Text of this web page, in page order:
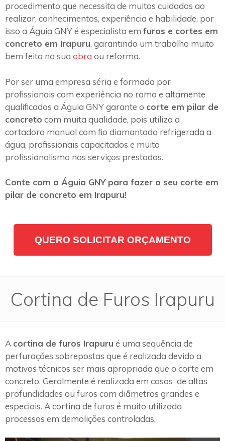
procedimento que necessita de muitos cuidados ao
realizar, conhecimentos, experiência e habilidade, por
isso a Águia GNY é especialista em furos e cortes em
concreto em Irapuru, garantindo um trabalho muito
bem feito na sua obra ou reforma.
Por ser uma empresa séria e formada por
profissionais com experiência no ramo e altamente
qualificados a Águia GNY garante o corte em pilar de
concreto com muita qualidade, pois utiliza a
cortadora manual com fio diamantada refrigerada a
água, profissionais capacitados e muito
profissionalismo nos serviços prestados.
Conte com a Águia GNY para fazer o seu corte em
pilar de concreto em Irapuru!
QUERO SOLICITAR ORÇAMENTO
Cortina de Furos Irapuru
A cortina de furos Irapuru é uma sequência de
perfurações sobrepostas que é realizada devido a
motivos técnicos ser mais apropriada que o corte em
concreto. Geralmente é realizada em casos de altas
profundidades ou furos com diâmetros grandes e
especiais. A cortina de furos é muito utilizada
processos em demolições controladas.